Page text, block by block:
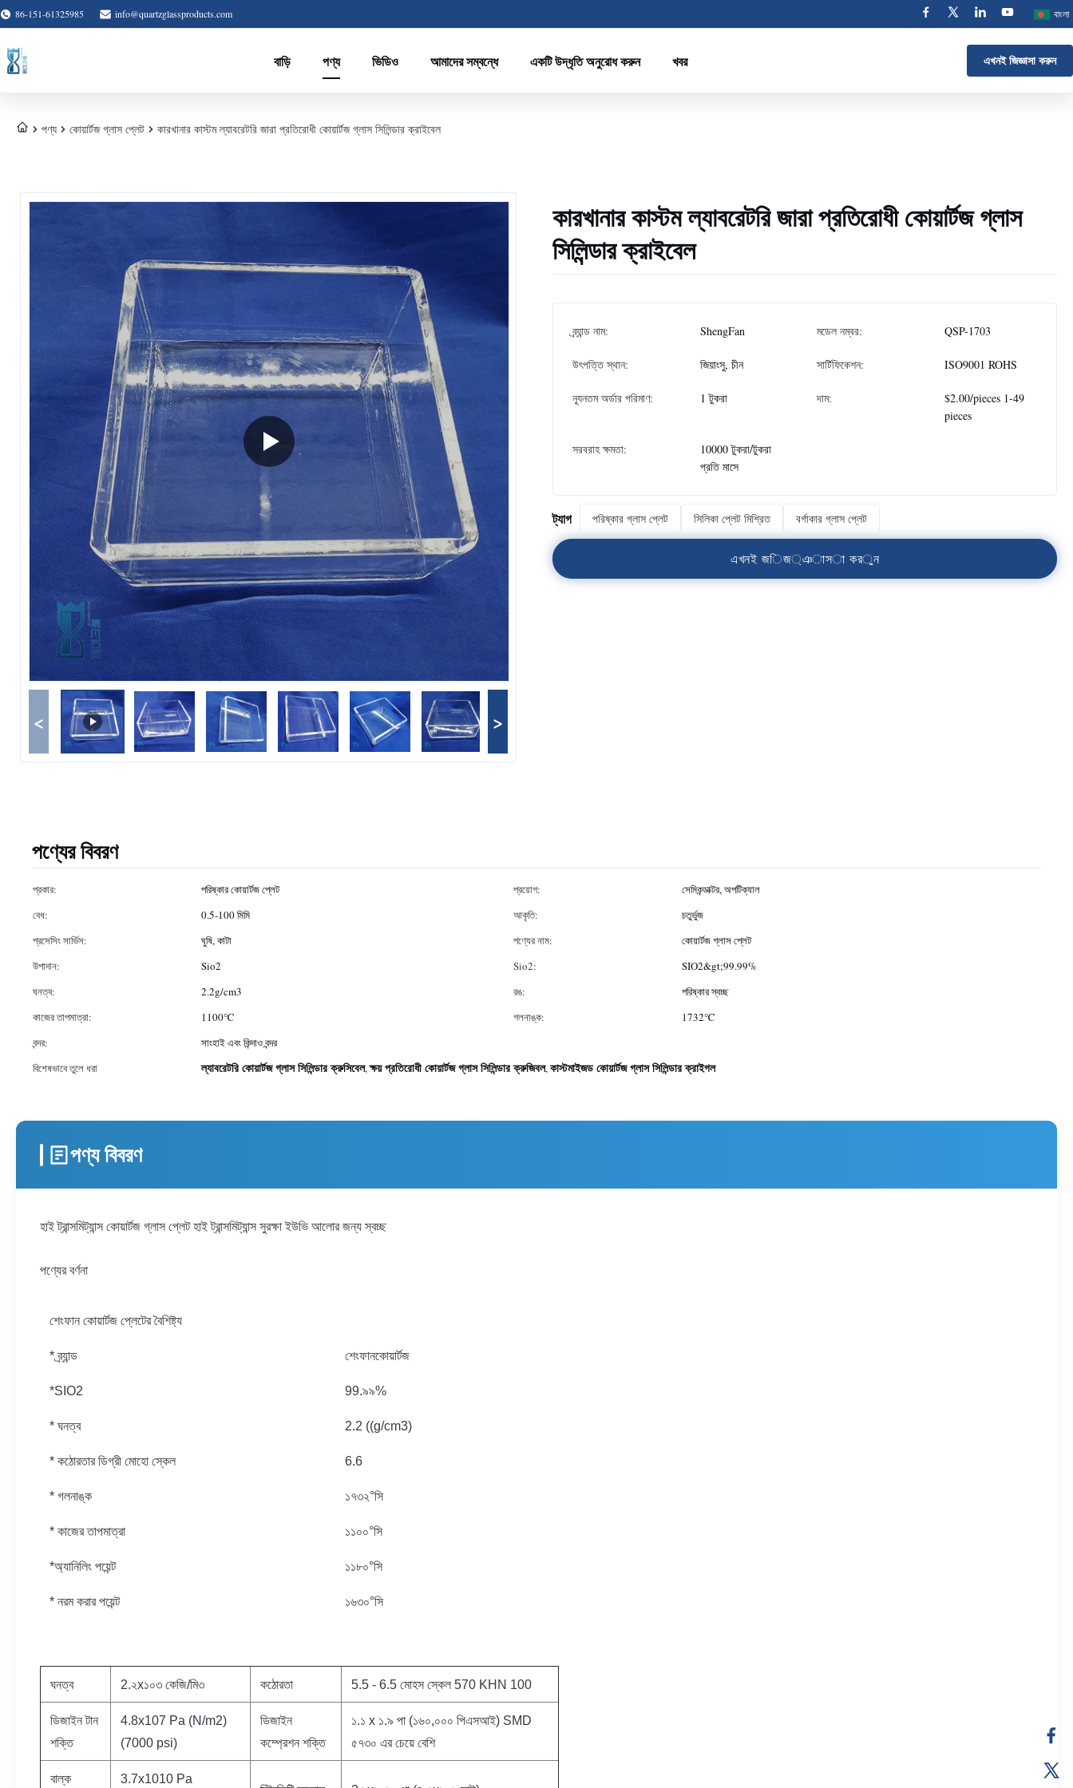
86-151-61325985 info@quartzglassproducts.com বাংলা
বাড়ি পণ্য ভিডিও আমাদের সম্বন্ধে একটি উদ্ধৃতি অনুরোধ করুন খবর এখনই জিজ্ঞাসা করুন
পণ্য কোয়ার্টজ গ্লাস প্লেট কারখানার কাস্টম ল্যাবরেটরি জারা প্রতিরোধী কোয়ার্টজ গ্লাস সিলিন্ডার ক্রাইবেল
< >
কারখানার কাস্টম ল্যাবরেটরি জারা প্রতিরোধী কোয়ার্টজ গ্লাস
সিলিন্ডার ক্রাইবেল
ব্র্যান্ড নাম: ShengFan মডেল নম্বর: QSP-1703
উৎপত্তি স্থান: জিয়াংসু, চীন সার্টিফিকেশন: ISO9001 ROHS
ন্যূনতম অর্ডার পরিমাণ: 1 টুকরা দাম:
$2.00/pieces 1-49
pieces
সরবরাহ ক্ষমতা:
10000 টুকরা/টুকরা
প্রতি মাসে
ট্যাগ পরিষ্কার গ্লাস প্লেট সিলিকা প্লেট মিশ্রিত বর্গাকার গ্লাস প্লেট
এখনই জিজ্ঞাসা করুন
পণ্যের বিবরণ
প্রকার: পরিষ্কার কোয়ার্টজ প্লেট প্রয়োগ:
সেমিকন্ডাক্টর, অপটিক্যাল
বেধ:
0.5-100 মিমি আকৃতি:
চতুর্ভুজ
প্রসেসিং সার্ভিস:
ঘুষি, কাটা পণ্যের নাম:
কোয়ার্টজ গ্লাস প্লেট
উপাদান:
Sio2 Sio2:
SIO2&gt;99.99%
ঘনত্ব:
2.2g/cm3 রঙ:
পরিষ্কার স্বচ্ছ
কাজের তাপমাত্রা:
1100℃ গলনাঙ্ক:
1732℃
বন্দর:
সাংহাই এবং কিন্দাও বন্দর
বিশেষভাবে তুলে ধরা
ল্যাবরেটরি কোয়ার্টজ গ্লাস সিলিন্ডার ক্রুসিবেল,ক্ষয় প্রতিরোধী কোয়ার্টজ গ্লাস সিলিন্ডার ক্রুজিবল,কাস্টমাইজড কোয়ার্টজ গ্লাস সিলিন্ডার ক্রাইগল
পণ্য বিবরণ
হাই ট্রান্সমিট্যান্স কোয়ার্টজ গ্লাস প্লেট হাই ট্রান্সমিট্যান্স সুরক্ষা ইউভি আলোর জন্য স্বচ্ছ
পণ্যের বর্ণনা
শেংফান কোয়ার্টজ প্লেটের বৈশিষ্ট্য
* ব্র্যান্ড শেংফানকোয়ার্টজ
*SIO2 99.৯৯%
* ঘনত্ব 2.2 ((g/cm3)
* কঠোরতার ডিগ্রী মোহো স্কেল 6.6
* গলনাঙ্ক ১৭৩২°সি
* কাজের তাপমাত্রা ১১০০°সি
*অ্যানিলিং পয়েন্ট ১১৮০°সি
* নরম করার পয়েন্ট ১৬৩০°সি
ঘনত্ব 2.২x১০৩ কেজি/মি৩ কঠোরতা 5.5 - 6.5 মোহস স্কেল 570 KHN 100
ডিজাইন টান
শক্তি
4.8x107 Pa (N/m2)
(7000 psi)
ডিজাইন
কম্প্রেশন শক্তি
১.১ x ১.৯ পা (১৬০,০০০ পিএসআই) SMD
৫৭৩০ এর চেয়ে বেশি
বাল্ক
3.7x1010 Pa